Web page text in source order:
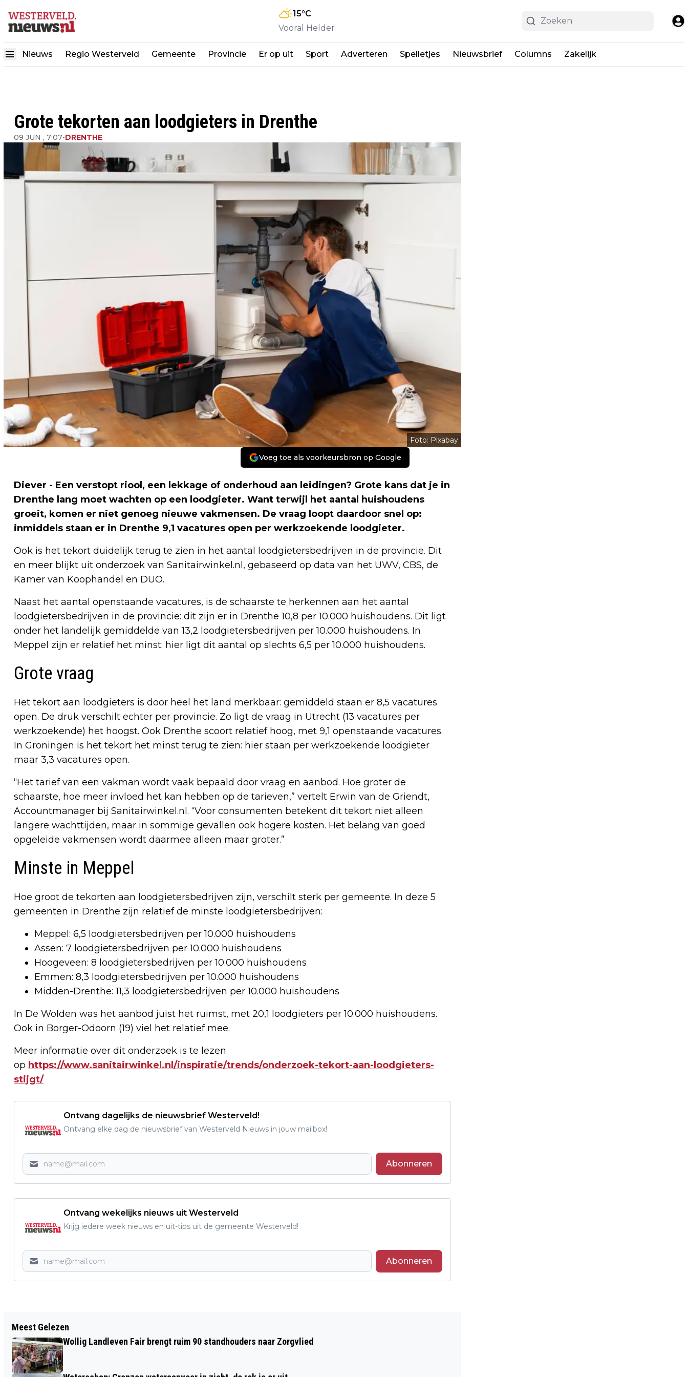
15°C
Vooral Helder
Nieuws Regio Westerveld Gemeente Provincie Er op uit Sport Adverteren Spelletjes Nieuwsbrief Columns Zakelijk
Grote tekorten aan loodgieters in Drenthe
09 JUN , 7:07•DRENTHE
Foto: Pixabay
Voeg toe als voorkeursbron op Google
Diever - Een verstopt riool, een lekkage of onderhoud aan leidingen? Grote kans dat je in
Drenthe lang moet wachten op een loodgieter. Want terwijl het aantal huishoudens
groeit, komen er niet genoeg nieuwe vakmensen. De vraag loopt daardoor snel op:
inmiddels staan er in Drenthe 9,1 vacatures open per werkzoekende loodgieter.
Ook is het tekort duidelijk terug te zien in het aantal loodgietersbedrijven in de provincie. Dit
en meer blijkt uit onderzoek van Sanitairwinkel.nl, gebaseerd op data van het UWV, CBS, de
Kamer van Koophandel en DUO.
Naast het aantal openstaande vacatures, is de schaarste te herkennen aan het aantal
loodgietersbedrijven in de provincie: dit zijn er in Drenthe 10,8 per 10.000 huishoudens. Dit ligt
onder het landelijk gemiddelde van 13,2 loodgietersbedrijven per 10.000 huishoudens. In
Meppel zijn er relatief het minst: hier ligt dit aantal op slechts 6,5 per 10.000 huishoudens.
Grote vraag
Het tekort aan loodgieters is door heel het land merkbaar: gemiddeld staan er 8,5 vacatures
open. De druk verschilt echter per provincie. Zo ligt de vraag in Utrecht (13 vacatures per
werkzoekende) het hoogst. Ook Drenthe scoort relatief hoog, met 9,1 openstaande vacatures.
In Groningen is het tekort het minst terug te zien: hier staan per werkzoekende loodgieter
maar 3,3 vacatures open.
“Het tarief van een vakman wordt vaak bepaald door vraag en aanbod. Hoe groter de
schaarste, hoe meer invloed het kan hebben op de tarieven,” vertelt Erwin van de Griendt,
Accountmanager bij Sanitairwinkel.nl. “Voor consumenten betekent dit tekort niet alleen
langere wachttijden, maar in sommige gevallen ook hogere kosten. Het belang van goed
opgeleide vakmensen wordt daarmee alleen maar groter.”
Minste in Meppel
Hoe groot de tekorten aan loodgietersbedrijven zijn, verschilt sterk per gemeente. In deze 5
gemeenten in Drenthe zijn relatief de minste loodgietersbedrijven:
Meppel: 6,5 loodgietersbedrijven per 10.000 huishoudens
Assen: 7 loodgietersbedrijven per 10.000 huishoudens
Hoogeveen: 8 loodgietersbedrijven per 10.000 huishoudens
Emmen: 8,3 loodgietersbedrijven per 10.000 huishoudens
Midden-Drenthe: 11,3 loodgietersbedrijven per 10.000 huishoudens
In De Wolden was het aanbod juist het ruimst, met 20,1 loodgieters per 10.000 huishoudens.
Ook in Borger-Odoorn (19) viel het relatief mee.
Meer informatie over dit onderzoek is te lezen
op https://www.sanitairwinkel.nl/inspiratie/trends/onderzoek-tekort-aan-loodgieters-
stijgt/
Ontvang dagelijks de nieuwsbrief Westerveld!
Ontvang elke dag de nieuwsbrief van Westerveld Nieuws in jouw mailbox!
Abonneren
Ontvang wekelijks nieuws uit Westerveld
Krijg iedere week nieuws en uit-tips uit de gemeente Westerveld!
Abonneren
CONSTRUCTIEF OVERLEG TUSSEN DE
GEMEENTE WESTERVELD EN
FAIRTRADE-WERKGROEP
PRESENTEERT EERSTE EIGEN BIER:
Meest Gelezen
Wollig Landleven Fair brengt ruim 90 standhouders naar Zorgvlied